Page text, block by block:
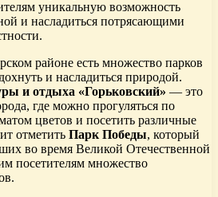
уникальную возможность
и насладиться потрясающими
районе есть множество парков
и насладиться природой.
и отдыха «Горьковский» — это
где можно прогуляться по
цветов и посетить различные
отметить Парк Победы, который
во время Великой Отечественной
посетителям множество